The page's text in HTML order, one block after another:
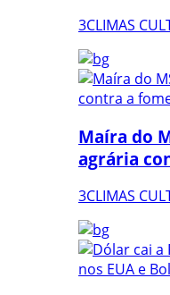
3CLIMAS
Maíra do
agrária
3CLIMAS